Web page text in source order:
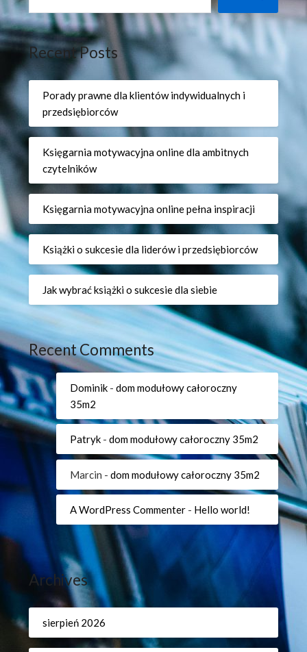
Recent Posts
Porady prawne dla klientów indywidualnych i
przedsiębiorców
Księgarnia motywacyjna online dla ambitnych
czytelników
Księgarnia motywacyjna online pełna inspiracji
Książki o sukcesie dla liderów i przedsiębiorców
Jak wybrać książki o sukcesie dla siebie
Recent Comments
Dominik -dom modułowy całoroczny
35m2
Patryk -dom modułowy całoroczny 35m2
Marcin -dom modułowy całoroczny 35m2
A WordPress Commenter - Hello world!
Archives
sierpień 2026